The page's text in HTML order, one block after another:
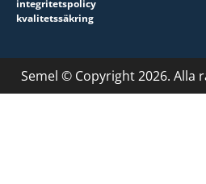
integritetspolicy
kvalitetssäkring
Semel © Copyright 2026. Alla